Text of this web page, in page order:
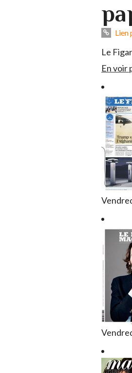
Lien
Le
En voir